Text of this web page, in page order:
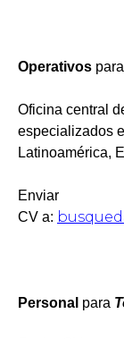
Operativos para
Oficina central
especializados
Latinoamérica,
Enviar
CV a:
Personal para